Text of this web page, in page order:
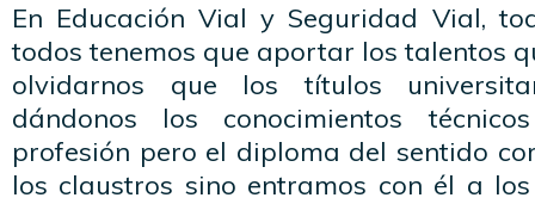
En Educación Vial y Seguridad Vial,
todos tenemos que aportar los talentos
olvidarnos que los títulos
dándonos los conocimientos
profesión pero el diploma del sentido
los claustros sino entramos con él a